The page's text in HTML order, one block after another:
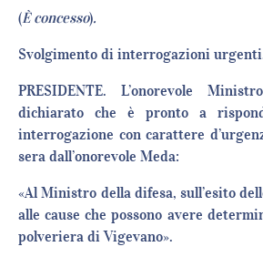
(È concesso).
Svolgimento di interrogazioni
PRESIDENTE. L’onorevole
dichiarato che è pronto a
interrogazione con carattere
sera dall’onorevole Meda:
«Al Ministro della difesa, sull’esito
alle cause che possono avere
polveriera di Vigevano».